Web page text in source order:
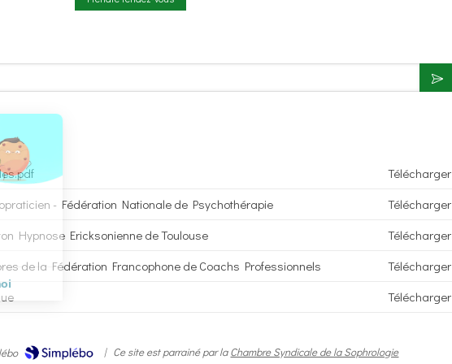
Télécharger
- Fédération Nationale de Psychothérapie
Télécharger
Hypnose Ericksonienne de Toulouse
Télécharger
de la Fédération Francophone de Coachs Professionnels
Télécharger
Télécharger
| Ce site est parrainé par laChambre Syndicale de la Sophrologie